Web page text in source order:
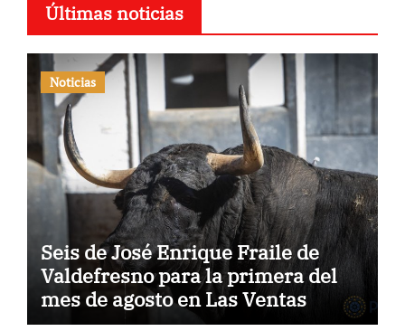
Últimas noticias
Noticias
Seis de José Enrique Fraile de
Valdefresno para la primera del
mes de agosto en Las Ventas